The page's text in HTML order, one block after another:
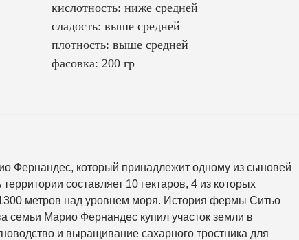
кислотность: ниже средней
сладость: выше средней
плотность: выше средней
фасовка: 200 гр
Фернандес, который принадлежит одному из сыновей
составляет 10 гектаров, 4 из которых
метров над уровнем моря. История фермы Ситьо
семьи Марио Фернандес купил участок земли в
и выращивание сахарного тростника для